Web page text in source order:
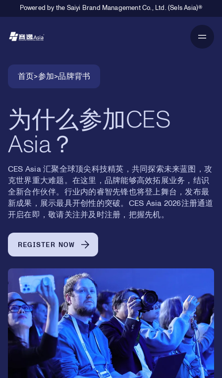
Powered by the Saiyi Brand Management Co., Ltd. (Sels Asia)®
Breadcrumb Navigation
首页>参加>品牌背书
为什么参加CES
Asia？
CES Asia 汇聚全球顶尖科技精英，共同探索未来蓝图，攻
克世界重大难题。在这里，品牌能够高效拓展业务，结识
全新合作伙伴。行业内的睿智先锋也将登上舞台，发布最
新成果，展示最具开创性的突破。CES Asia 2026注册通道
开启在即，敬请关注并及时注册，把握先机。
REGISTER NOW